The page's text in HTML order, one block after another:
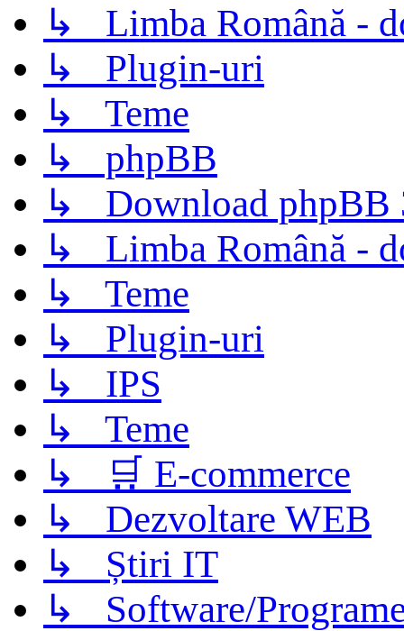
↳ Limba Română -
↳ Plugin-uri
↳ Teme
↳ phpBB
↳ Download phpBB
↳ Limba Română -
↳ Teme
↳ Plugin-uri
↳ IPS
↳ Teme
↳ 🛒 E-commerce
↳ Dezvoltare WEB
↳ Știri IT
↳ Software/